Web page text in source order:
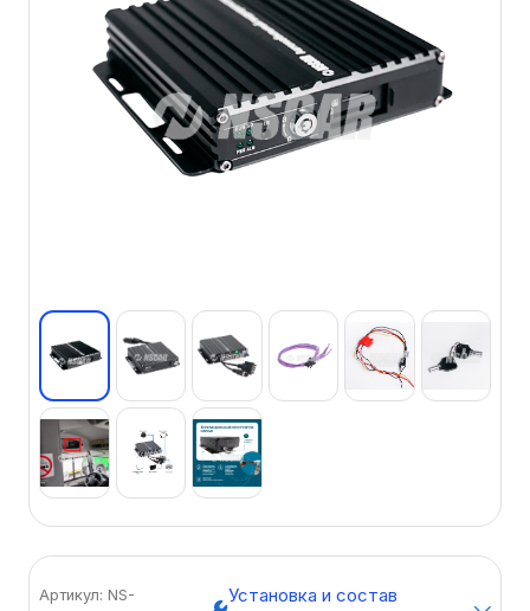
Артикул: NS-
Установка и состав